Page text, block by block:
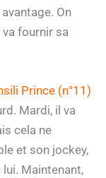
On
fournir sa
Prince (n°11)
Mardi, il va
cela ne
et son jockey,
lui. Maintenant,